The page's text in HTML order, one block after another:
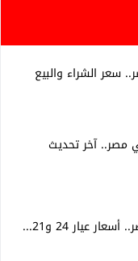
سعر الشراء والبيع
مصر.. آخر تحديث
عيار 24 و21...